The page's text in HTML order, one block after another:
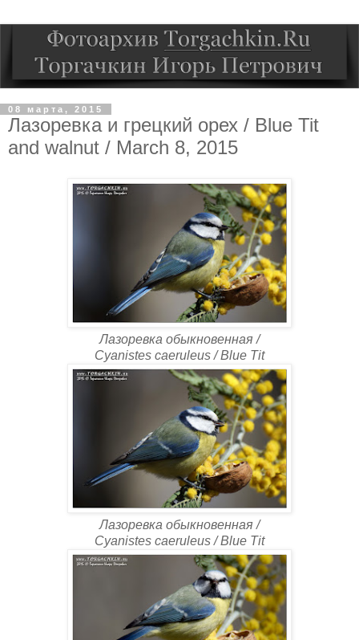
08 марта, 2015
Лазоревка и грецкий орех / Blue Tit
and walnut / March 8, 2015
Лазоревка обыкновенная /
Cyanistes caeruleus / Blue Tit
Лазоревка обыкновенная /
Cyanistes caeruleus / Blue Tit